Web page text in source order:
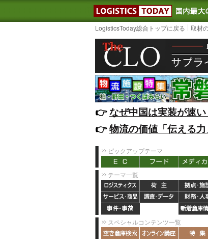
LogisticsToday総合トップに戻る 取材
👉️なぜ中国は実装が速
👉️物流の価値「伝える
ピックアップテーマ
テーマ一覧
スペシャルコンテンツ一覧